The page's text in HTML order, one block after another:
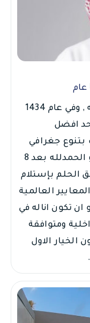
عام
كانت انالة ومنذ عام 1429 حلم نطمح فيه , وفي عام 1434
افضل
بتنوع جغرافي
يغطي المملكة باكملها وبمحافظاتها و الحمدلله بعد 8
الحلم بإستلام
العالمية
تكون اناله في
ومتوافقة
حتى نكون الخيار الاول